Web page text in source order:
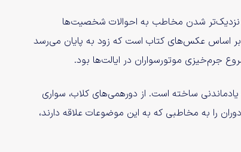
نزدیک‌تر شدن مخاطب به احوالات شخصیت‌ها
اساس عکس‌های کتاب است که زود به پایان می‌رسد
جرم‌خیزی موتورسواران در ایالت‌ها بود.
ساخته است. از دورهمی‌های کلاب، سواری
را به مخاطبی که به این موضوعات علاقه دارند،